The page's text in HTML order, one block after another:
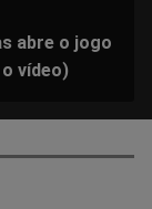
abre o jogo
vídeo)